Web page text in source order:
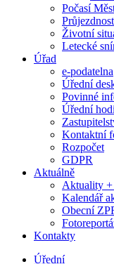
Počasí
Životní
Letecké
Úřad
e-podatelna
Úřední
Povinné
Úřední
Kontaktní
Rozpočet
GDPR
Aktuálně
Aktuality +
Kalendář
Obecní
Kontakty
Úřední